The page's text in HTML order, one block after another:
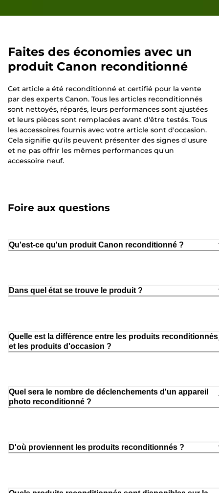
Faites des économies avec un
produit Canon reconditionné
Cet article a été reconditionné et certifié pour la vente
par des experts Canon. Tous les articles reconditionnés
sont nettoyés, réparés, leurs performances sont ajustées
et leurs pièces sont remplacées avant d'être testés. Tous
les accessoires fournis avec votre article sont d'occasion.
Cela signifie qu'ils peuvent présenter des signes d'usure
et ne pas offrir les mêmes performances qu'un
accessoire neuf.
Foire aux questions
Qu'est-ce qu'un produit Canon reconditionné ?
Dans quel état se trouve le produit ?
Quelle est la différence entre les produits reconditionnés
et les produits d'occasion ?
Quel sera le nombre de déclenchements d'un appareil
photo reconditionné ?
D'où proviennent les produits reconditionnés ?